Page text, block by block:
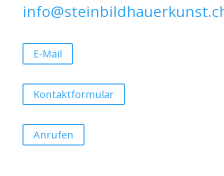
E-Mail
Kontaktformular
Anrufen